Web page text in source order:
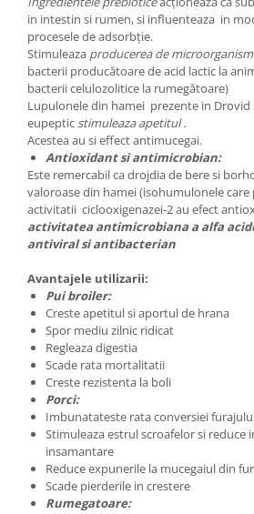
in intestin si rumen, si influenteaza in
procesele de adsorbție.
Stimuleaza producerea de
bacterii producătoare de acid lactic la
bacterii celulozolitice la rumegătoare)
Lupulonele din hamei prezente in Drovid
eupeptic stimuleaza apetitul .
Acestea au si effect antimucegai.
Antioxidant si antimicrobian:
Este remercabil ca drojdia de bere si
valoroase din hamei (isohumulonele
activitatii ciclooxigenazei-2 au efect
activitatea antimicrobiana a alfa
antiviral si antibacterian
Avantajele utilizarii:
Pui broiler:
Creste apetitul si aportul de hrana
Spor mediu zilnic ridicat
Regleaza digestia
Scade rata mortalitatii
Creste rezistenta la boli
Porci:
Imbunatateste rata conversiei
Stimuleaza estrul scroafelor si reduce
insamantare
Reduce expunerile la mucegaiul din
Scade pierderile in crestere
Rumegatoare: